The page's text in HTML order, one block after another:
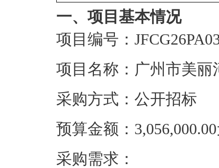
一、项目基本情况
项目编号：
项目名称：广州市美
采购方式：公开招标
预算金额：
采购需求：